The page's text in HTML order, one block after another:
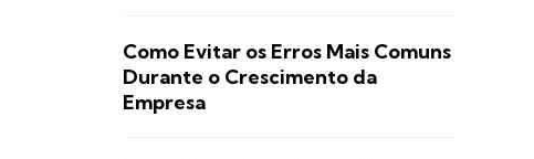
Como Evitar os Erros Mais Comuns
Durante o Crescimento da
Empresa